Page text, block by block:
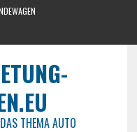
THEMA AUTO